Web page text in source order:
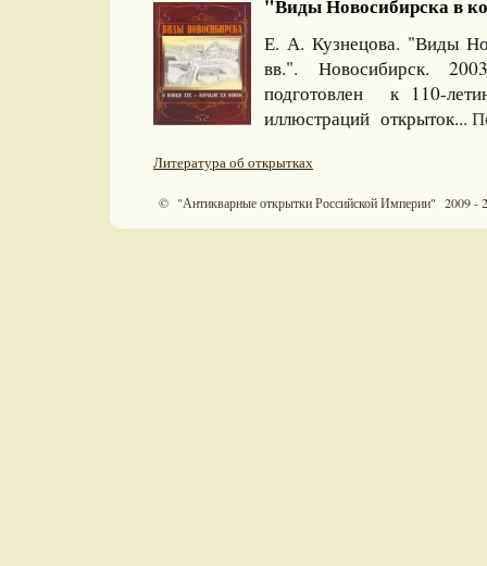
"Виды Новосибирска в
Е. А. Кузнецова. "Виды
вв.". Новосибирск.
подготовлен к 110-
иллюстраций открыток...
Литература об открытках
© "Антикварные открытки Российской Империи" 2009 -